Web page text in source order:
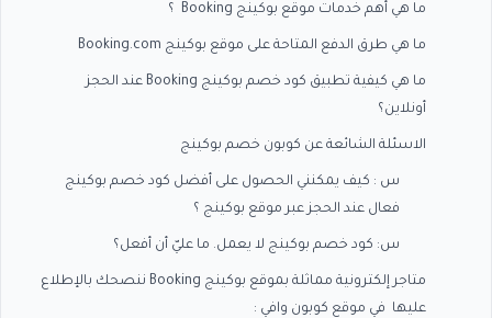
ما هي أهم خدمات موقع بوكينج Booking ؟
ما هي طرق الدفع المتاحة على موقع بوكينج Booking.com
ما هي كيفية تطبيق كود خصم بوكينج Booking عند الحجز
أونلاين؟
الاسئلة الشائعة عن كوبون خصم بوكينج
س : كيف يمكنني الحصول على أفضل كود خصم بوكينج
فعال عند الحجز عبر موقع بوكينج ؟
س: كود خصم بوكينج لا يعمل. ما عليّ أن أفعل؟
متاجر إلكترونية مماثلة بموقع بوكينج Booking ننصحك بالإطلاع
عليها في موقع كوبون وافي :